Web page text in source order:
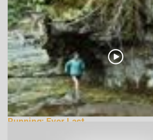
Running: Ever Last